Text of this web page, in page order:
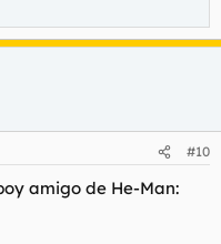
#10
amigo de He-Man: